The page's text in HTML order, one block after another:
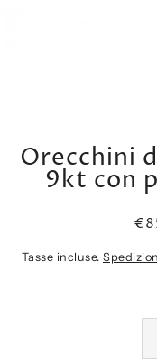
Orecchini
9kt con
Tasse incluse.